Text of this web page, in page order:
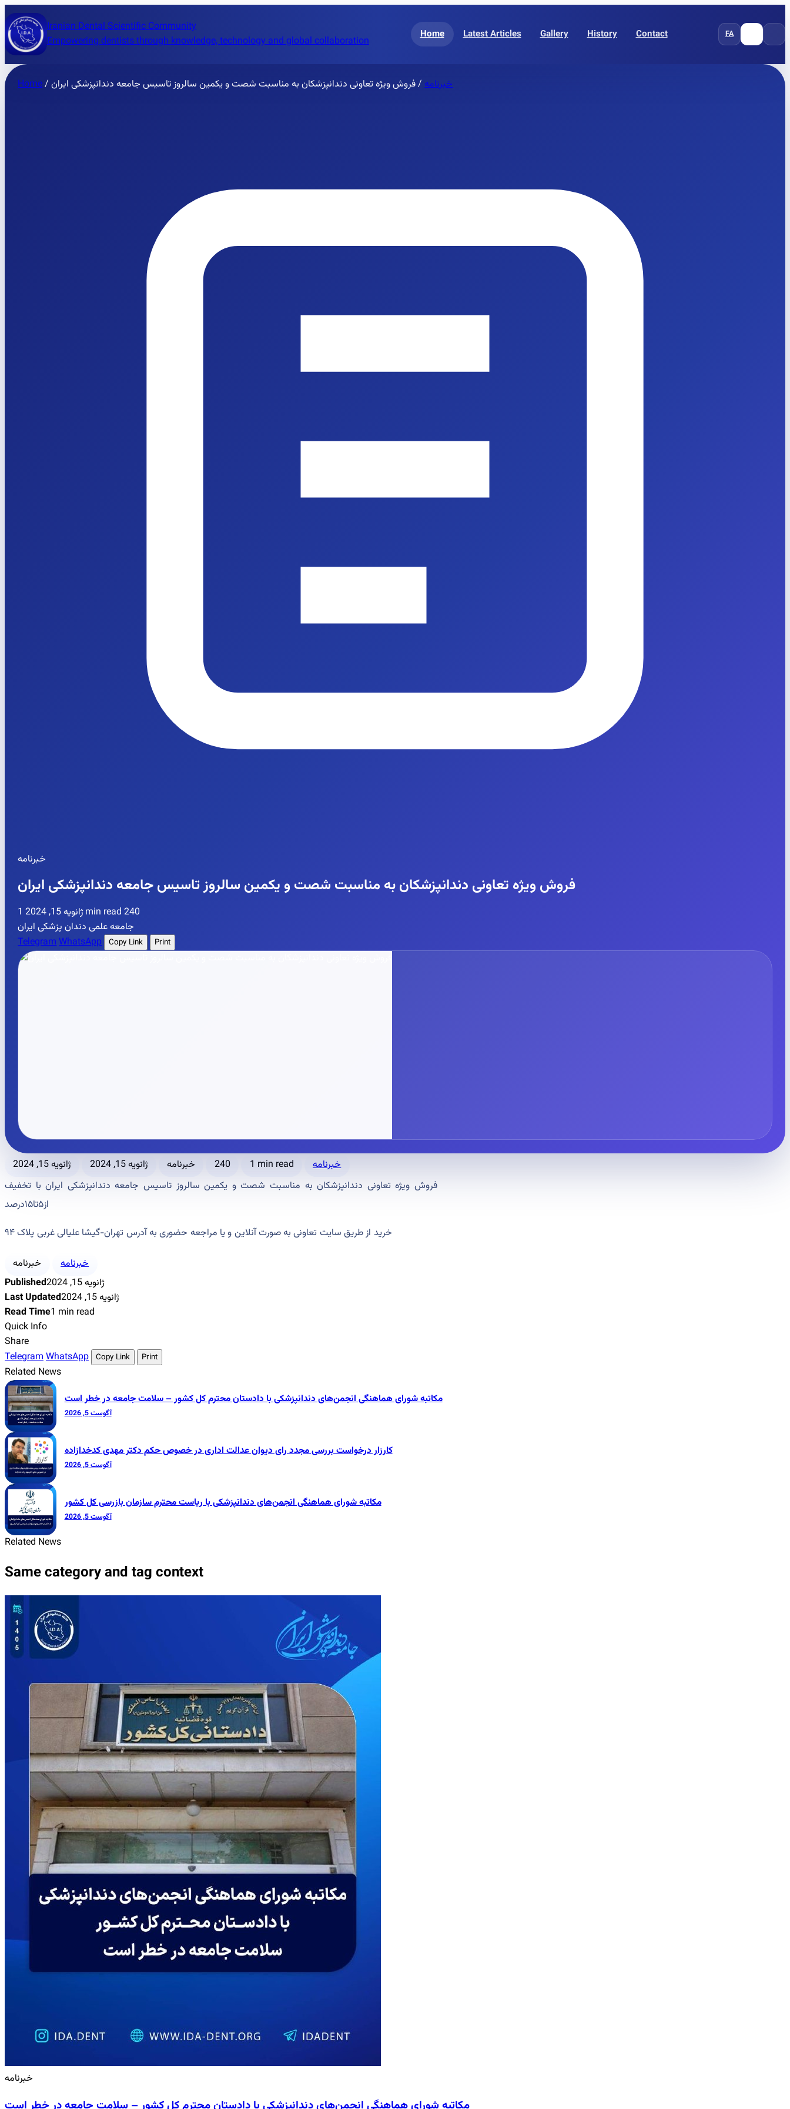
Iranian Dental Scientific Community
Empowering dentists through knowledge, technology and global collaboration
Home Latest Articles Gallery History Contact FA
Home/ خبرنامه /فروش ویژه تعاونی دندانپزشکان به مناسبت شصت و یکمین سالروز تاسیس جامعه دندانپزشکی ایران
خبرنامه
فروش ویژه تعاونی دندانپزشکان به مناسبت شصت و یکمین سالروز تاسیس جامعه دندانپزشکی ایران
ژانویه 15, 20241 min read 240
جامعه علمی دندان پزشکی ایران
TelegramWhatsApp Copy Link Print
ژانویه 15, 2024 ژانویه 15, 2024 خبرنامه 240 1 min read
خبرنامه
فروش ویژه تعاونی دندانپزشکان به مناسبت شصت و یکمین سالروز تاسیس جامعه دندانپزشکی ایران با تخفیف
از۵تا۱۵درصد
خرید از طریق سایت تعاونی به صورت آنلاین و یا مراجعه حضوری به آدرس تهران-گیشا علیالی غربی پلاک ۹۴
خبرنامه
خبرنامه
Published
ژانویه 15, 2024
Last Updated
ژانویه 15, 2024
Read Time1 min read
Quick Info
Share
TelegramWhatsApp Copy Link Print
Related News
مکاتبه شورای هماهنگی انجمن‌های دندانپزشکی با دادستان محترم کل کشور – سلامت جامعه در خطر است
آگوست 5, 2026
کارزار درخواست بررسی مجدد رای دیوان عدالت اداری در خصوص حکم دکتر مهدی کدخدازاده
آگوست 5, 2026
مکاتبه شورای هماهنگی انجمن‌های دندانپزشکی با ریاست محترم سازمان بازرسی کل کشور
آگوست 5, 2026
Related News
Same category and tag context
خبرنامه